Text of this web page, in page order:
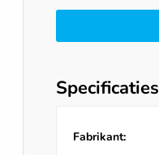
Specificaties
Fabrikant: